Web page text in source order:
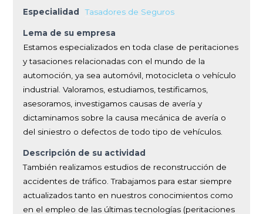
Especialidad Tasadores de Seguros
Lema de su empresa
Estamos especializados en toda clase de peritaciones
y tasaciones relacionadas con el mundo de la
automoción, ya sea automóvil, motocicleta o vehículo
industrial. Valoramos, estudiamos, testificamos,
asesoramos, investigamos causas de avería y
dictaminamos sobre la causa mecánica de avería o
del siniestro o defectos de todo tipo de vehículos.
Descripción de su actividad
También realizamos estudios de reconstrucción de
accidentes de tráfico. Trabajamos para estar siempre
actualizados tanto en nuestros conocimientos como
en el empleo de las últimas tecnologías (peritaciones